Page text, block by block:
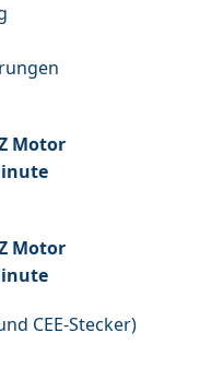
Motor
Motor
CEE-Stecker)